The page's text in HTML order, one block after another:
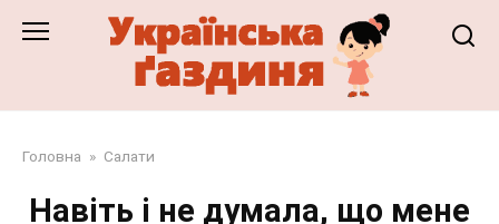
Головна » Салати
Навіть і не думала, що мене